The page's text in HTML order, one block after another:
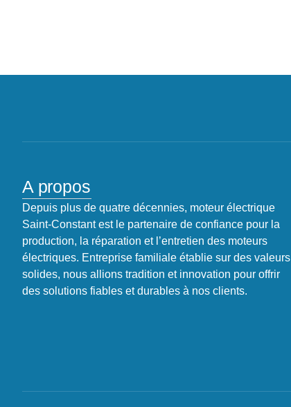
A propos
Depuis plus de quatre décennies, moteur électrique
Saint-Constant est le partenaire de confiance pour la
production, la réparation et l’entretien des moteurs
électriques. Entreprise familiale établie sur des valeurs
solides, nous allions tradition et innovation pour offrir
des solutions fiables et durables à nos clients.